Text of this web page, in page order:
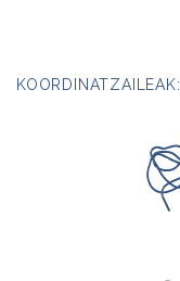
KOORDINATZAILEAK: